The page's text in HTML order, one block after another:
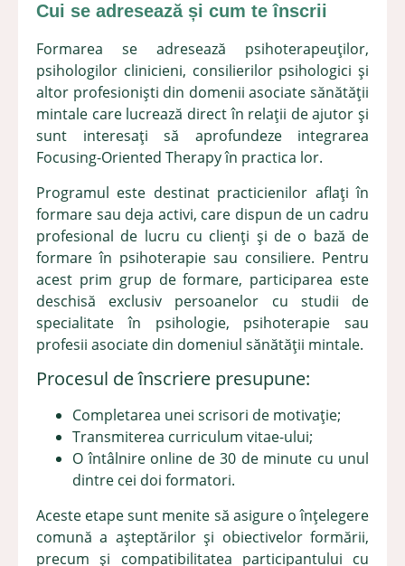
Cui se adresează și cum te înscrii
Formarea se adresează psihoterapeuților,
psihologilor clinicieni, consilierilor psihologici și
altor profesioniști din domenii asociate sănătății
mintale care lucrează direct în relații de ajutor și
sunt interesați să aprofundeze integrarea
Focusing-Oriented Therapy în practica lor.
Programul este destinat practicienilor aflați în
formare sau deja activi, care dispun de un cadru
profesional de lucru cu clienți și de o bază de
formare în psihoterapie sau consiliere. Pentru
acest prim grup de formare, participarea este
deschisă exclusiv persoanelor cu studii de
specialitate în psihologie, psihoterapie sau
profesii asociate din domeniul sănătății mintale.
Procesul de înscriere presupune:
Completarea unei scrisori de motivație;
Transmiterea curriculum vitae-ului;
O întâlnire online de 30 de minute cu unul
dintre cei doi formatori.
Aceste etape sunt menite să asigure o înțelegere
comună a așteptărilor și obiectivelor formării,
precum și compatibilitatea participantului cu